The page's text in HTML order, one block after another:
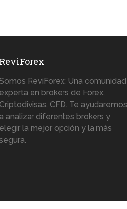
ReviForex
Somos ReviForex: Una comunidad
experta en brokers de Forex,
Criptodivisas, CFD. Te ayudaremos
a analizar diferentes brokers y
elegir la mejor opción y la más
segura.